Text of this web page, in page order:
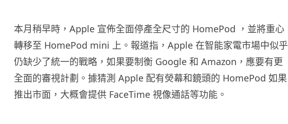
本月稍早時，Apple 宣佈全面停產全尺寸的 HomePod ，並將重心
轉移至 HomePod mini 上。報道指，Apple 在智能家電市場中似乎
仍缺少了統一的戰略，如果要制衡 Google 和 Amazon，應要有更
全面的審視計劃。據猜測 Apple 配有熒幕和鏡頭的 HomePod 如果
推出市面，大概會提供 FaceTime 視像通話等功能。